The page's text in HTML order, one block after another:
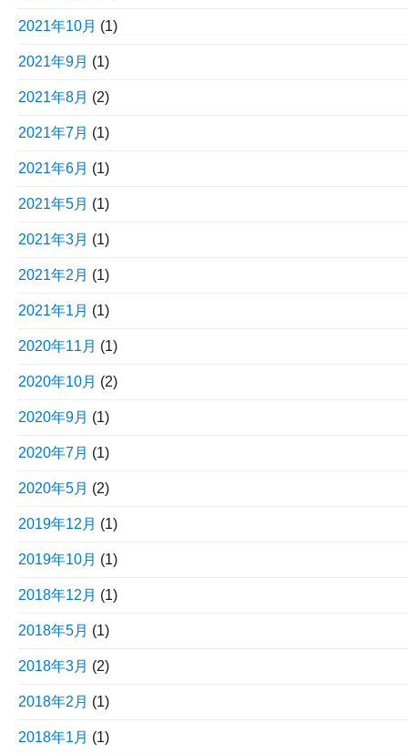
2021年10月 (1)
2021年9月 (1)
2021年8月 (2)
2021年7月 (1)
2021年6月 (1)
2021年5月 (1)
2021年3月 (1)
2021年2月 (1)
2021年1月 (1)
2020年11月 (1)
2020年10月 (2)
2020年9月 (1)
2020年7月 (1)
2020年5月 (2)
2019年12月 (1)
2019年10月 (1)
2018年12月 (1)
2018年5月 (1)
2018年3月 (2)
2018年2月 (1)
2018年1月 (1)